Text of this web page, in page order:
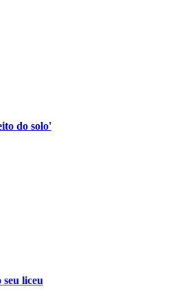
do solo'
seu liceu